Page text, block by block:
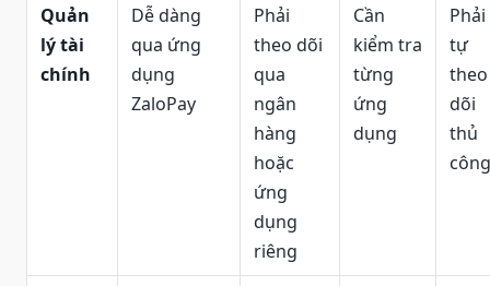
Quản
lý tài
chính
Dễ dàng
qua ứng
dụng
ZaloPay
Phải
theo dõi
qua
ngân
hàng
hoặc
ứng
dụng
riêng
Cần
kiểm tra
từng
ứng
dụng
Phải
tự
theo
dõi
thủ
công